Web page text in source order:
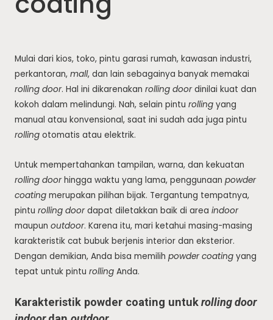
Mulai dari kios, toko, pintu garasi rumah, kawasan industri,
perkantoran, mall, dan lain sebagainya banyak memakai
rolling door. Hal ini dikarenakan rolling doordinilai kuat dan
kokoh dalam melindungi. Nah, selain pintu rollingyang
manual atau konvensional, saat ini sudah ada juga pintu
rollingotomatis atau elektrik.
Untuk mempertahankan tampilan, warna, dan kekuatan
rolling doorhingga waktu yang lama, penggunaan powder
coatingmerupakan pilihan bijak. Tergantung tempatnya,
pintu rolling doordapat diletakkan baik di area indoor
maupun outdoor. Karena itu, mari ketahui masing-masing
karakteristik cat bubuk berjenis interior dan eksterior.
Dengan demikian, Anda bisa memilih powder coatingyang
tepat untuk pintu rollingAnda.
Karakteristik powder coating untukrolling door